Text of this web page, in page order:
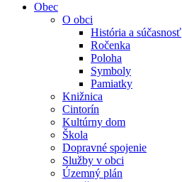
Obec
O obci
História a súčasnosť
Ročenka
Poloha
Symboly
Pamiatky
Knižnica
Cintorín
Kultúrny dom
Škola
Dopravné spojenie
Služby v obci
Územný plán